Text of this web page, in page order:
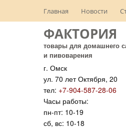
Главная Новости
ФАКТОРИЯ
товары для домашнего
и пивоварения
г. Омск
ул. 70 лет Октября, 20
тел: +7-904-587-28-06
Часы работы:
пн-пт: 10-19
сб, вс: 10-18